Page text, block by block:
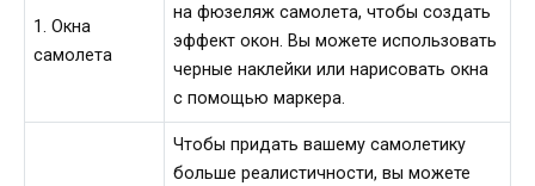
1. Окна
самолета
на фюзеляж самолета, чтобы создать
эффект окон. Вы можете использовать
черные наклейки или нарисовать окна
с помощью маркера.
Чтобы придать вашему самолетику
больше реалистичности, вы можете